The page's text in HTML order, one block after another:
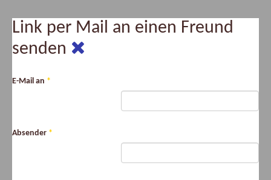
Link per Mail an einen Freund
senden
E-Mail an *
Absender *